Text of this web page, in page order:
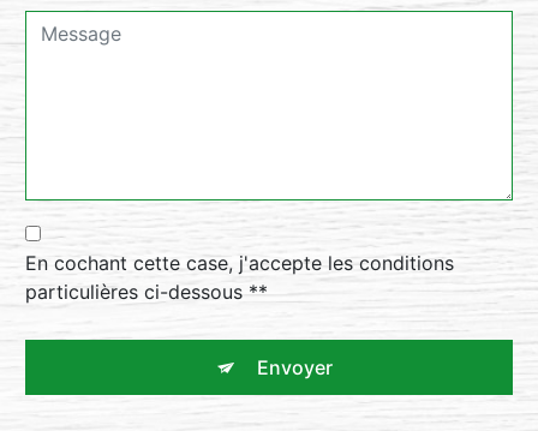
En cochant cette case, j'accepte les conditions
particulières ci-dessous **
Envoyer